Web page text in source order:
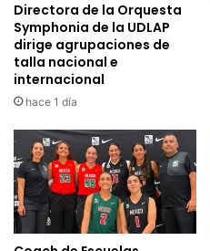
Directora de la Orquesta
Symphonia de la UDLAP
dirige agrupaciones de
talla nacional e
internacional
hace 1 día